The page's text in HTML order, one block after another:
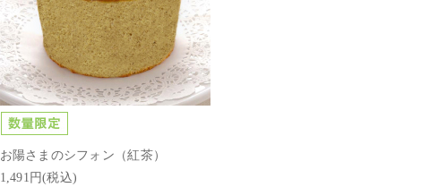
お陽さまのシフォン（紅茶）
1,491円(税込)